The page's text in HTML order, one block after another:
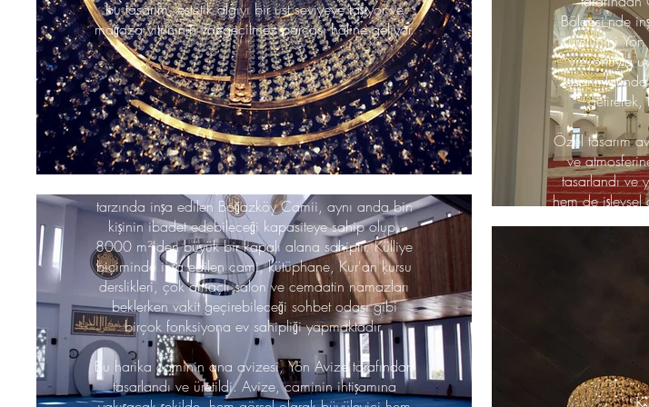
bu tasarım, estetik algıyı bir üst seviyeye taşıyor ve
mağaza vitrininin vazgeçilmez parçası hâline geliyor.
Bölgesi'nde
üretimini
vizyonuyla
getirerek,
Özel tasarım
ve
tasarlandı ve
hem de
İstanbul Başakşehir Boğazköy Cami
tarzında inşa edilen Boğazköy Camii, aynı anda bin
kişinin ibadet edebileceği kapasiteye sahip olup,
8000 m²'den büyük bir kapalı alana sahiptir. Külliye
biçiminde inşa edilen cami, kütüphane, Kur'an kursu
derslikleri, çok amaçlı salon ve cemaatin namazları
beklerken vakit geçirebileceği sohbet odası gibi
birçok fonksiyona ev sahipliği yapmaktadır.
Bu harika caminin ana avizesi, Yön Avize tarafından
tasarlandı ve üretildi. Avize, caminin ihtişamına